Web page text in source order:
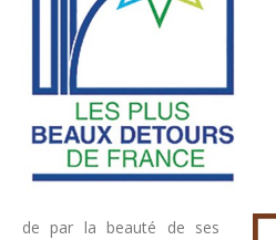
de par la beauté de ses